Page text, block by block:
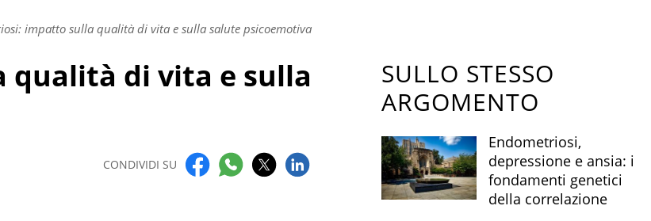
impatto sulla qualità di vita e sulla salute psicoemotiva
qualità di vita e sulla
CONDIVIDI SU
SULLO STESSO
ARGOMENTO
Endometriosi,
depressione e ansia: i
fondamenti genetici
della correlazione